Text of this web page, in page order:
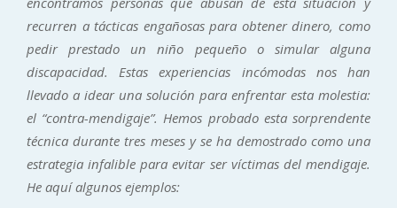
recurren a tácticas engañosas para obtener dinero, como
pedir prestado un niño pequeño o simular alguna
discapacidad. Estas experiencias incómodas nos han
llevado a idear una solución para enfrentar esta molestia:
el “contra-mendigaje”. Hemos probado esta sorprendente
técnica durante tres meses y se ha demostrado como una
estrategia infalible para evitar ser víctimas del mendigaje.
He aquí algunos ejemplos: